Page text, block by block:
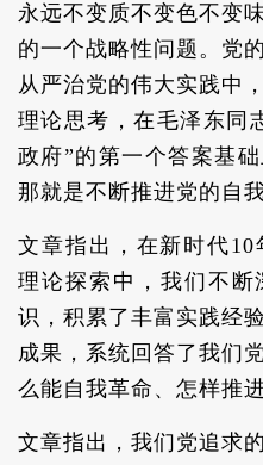
永远不变质不变色不变
的一个战略性问题。党
从严治党的伟大实践中
理论思考，在毛泽东同
政府”的第一个答案基
那就是不断推进党的自我
文章指出，在新时代
理论探索中，我们不断
识，积累了丰富实践经
成果，系统回答了我们
么能自我革命、怎样推
文章指出，我们党追求